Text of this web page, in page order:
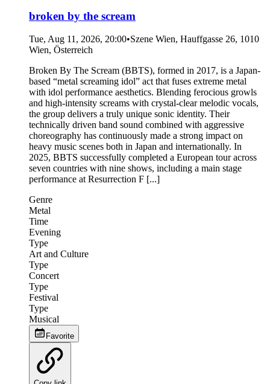
broken by the scream
Tue, Aug 11, 2026, 20:00•Szene Wien, Hauffgasse 26, 1010
Wien, Österreich
Broken By The Scream (BBTS), formed in 2017, is a Japan-
based “metal screaming idol” act that fuses extreme metal
with idol performance aesthetics. Blending ferocious growls
and high-intensity screams with crystal-clear melodic vocals,
the group delivers a truly unique sonic identity. Their
technically driven band sound combined with aggressive
choreography has continuously made a strong impact on
heavy music scenes both in Japan and internationally. In
2025, BBTS successfully completed a European tour across
seven countries with nine shows, including a main stage
performance at Resurrection F [...]
Genre
Metal
Time
Evening
Type
Art and Culture
Type
Concert
Type
Festival
Type
Musical
Favorite